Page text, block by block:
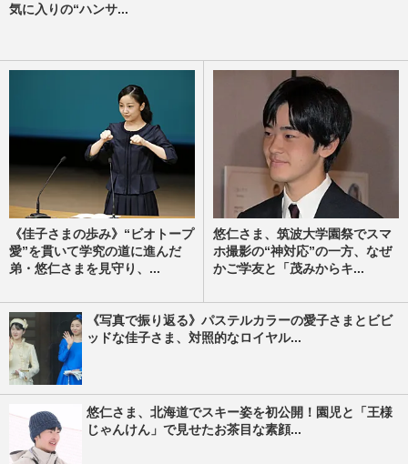
気に入りの“ハンサ...
《佳子さまの歩み》“ビオトープ
愛”を貫いて学究の道に進んだ
弟・悠仁さまを見守り、...
悠仁さま、筑波大学園祭でスマ
ホ撮影の“神対応”の一方、なぜ
かご学友と「茂みからキ...
《写真で振り返る》パステルカラーの愛子さまとビビ
ッドな佳子さま、対照的なロイヤル...
悠仁さま、北海道でスキー姿を初公開！園児と「王様
じゃんけん」で見せたお茶目な素顔...